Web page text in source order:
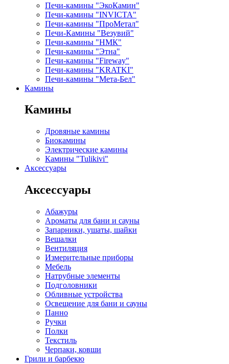
Печи-камины "ЭкоКамин"
Печи-камины "INVICTA"
Печи-камины "ПроМетал"
Печи-Камины "Везувий"
Печи-камины "НМК"
Печи-камины "Этна"
Печи-камины "Fireway"
Печи-камины "KRATKI"
Печи-камины "Мета-Бел"
Камины
Камины
Дровяные камины
Биокамины
Электрические камины
Камины "Tulikivi"
Аксессуары
Аксессуары
Абажуры
Ароматы для бани и сауны
Запарники, ушаты, шайки
Вешалки
Вентиляция
Измерительные приборы
Мебель
Натрубные элементы
Подголовники
Обливные устройства
Освещение для бани и сауны
Панно
Ручки
Полки
Текстиль
Черпаки, ковши
Грили и барбекю